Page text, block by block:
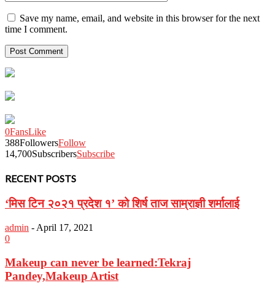
Save my name, email, and website in this browser for the next
time I comment.
0FansLike
388FollowersFollow
14,700SubscribersSubscribe
RECENT POSTS
‘मिस टिन २०२१ प्रदेश १’ को शिर्ष ताज साम्राज्ञी शर्मालाई
admin - April 17, 2021
0
Makeup can never be learned:Tekraj
Pandey,Makeup Artist